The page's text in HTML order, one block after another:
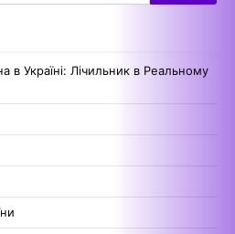
в Україні: Лічильник в Реальному